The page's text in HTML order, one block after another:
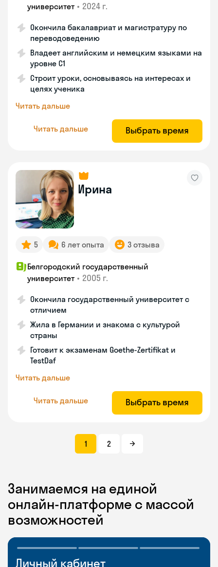
университет • 2024 г.
Окончила бакалавриат и магистратуру по
переводоведению
Владеет английским и немецким языками на
уровне C1
Строит уроки, основываясь на интересах и
целях ученика
Читать дальше
Читать дальше Выбрать время
Ирина
5 6 лет опыта 3 отзыва
Белгородский государственный
университет • 2005 г.
Окончила государственный университет с
отличием
Жила в Германии и знакома с культурой
страны
Готовит к экзаменам Goethe-Zertifikat и
TestDaf
Читать дальше
Читать дальше Выбрать время
1 2
Занимаемся на единой
онлайн-платформе с массой
возможностей
Личный кабинет
Мобильное
Разговорные клубы